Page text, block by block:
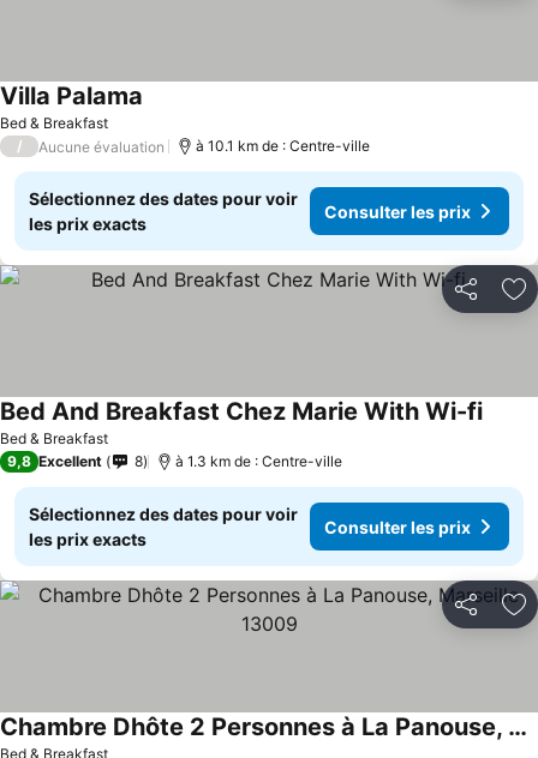
Bed & Breakfast
Villa Palama
/ Aucune évaluation à 10.1 km de : Centre-ville
Sélectionnez des dates pour voir
les prix exacts
Consulter les prix
Partager
Bed & Breakfast
Bed And Breakfast Chez Marie With Wi-fi
9,8 Excellent 8 à 1.3 km de : Centre-ville
Sélectionnez des dates pour voir
les prix exacts
Consulter les prix
Partager
Bed & Breakfast
Chambre Dhôte 2 Personnes à La Panouse, Marseille 13009